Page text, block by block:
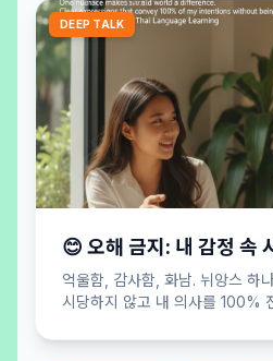
DEEP TALK
😊 오해 금지: 내 감정 속
억울함, 감사함, 화남. 뉘앙스 하
시당하지 않고 내 의사를 100%